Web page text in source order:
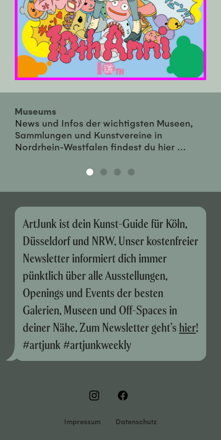
Museums
News und Infos der wichtigsten Museen,
Sammlungen und Kunstvereine in
Nordrhein-Westfalen findest du hier ...
ArtJunk ist dein Kunst-Guide für Köln,
Düsseldorf und NRW. Unser kostenfreier
Newsletter informiert dich immer
pünktlich über alle Ausstellungen,
Openings und Events der besten
Galerien, Museen und Off-Spaces in
deiner Nähe. Zum Newsletter geht’s hier!
#artjunk #artjunkweekly
Impressum Datenschutz